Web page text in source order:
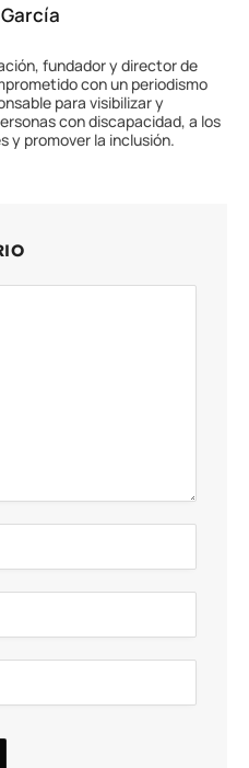
fundador y director de
con un periodismo
para visibilizar y
con discapacidad, a los
y promover la inclusión.